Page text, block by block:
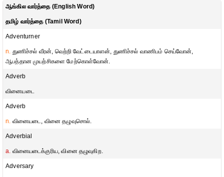
ஆங்கில வார்த்தை (English Word)
தமிழ் வார்த்தை (Tamil Word)
Adventurner
n. துணிச்சல் வீரன், வெற்றி வேட்டையாளன், துணிச்சல் வாணிபம் செய்வோன்,
ஆபத்தான முயற்சிகளை மேற்கொள்வோன்.
Adverb
வினையடை
Adverb
n. வினையடை, வினை தழுவுசொல்.
Adverbial
a. வினையடைக்குரிய, வினை தழுவுகிற.
Adversary